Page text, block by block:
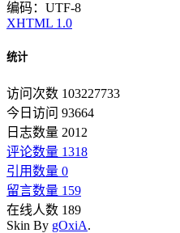
编码：UTF-8
XHTML 1.0
统计
访问次数 103227733
今日访问 93664
日志数量 2012
评论数量 1318
引用数量 0
留言数量 159
在线人数 189
Skin By gOxiA.